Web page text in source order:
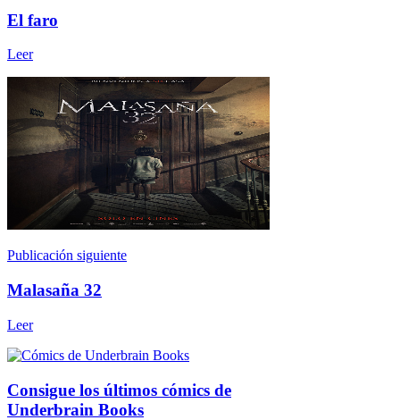
El faro
Leer
Publicación siguiente
Malasaña 32
Leer
Consigue los últimos cómics de
Underbrain Books